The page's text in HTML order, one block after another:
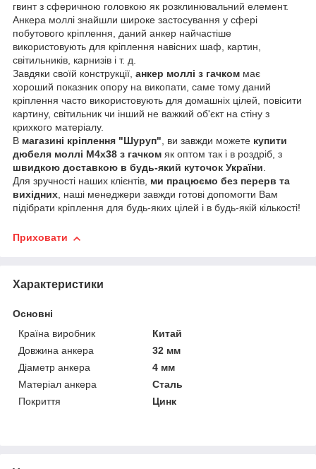
гвинт з сферичною головкою як розклинювальний елемент.
Анкера моллі знайшли широке застосування у сфері
побутового кріплення, даний анкер найчастіше
використовують для кріплення навісних шаф, картин,
світильників, карнизів і т. д.
Завдяки своїй конструкції, анкер моллі з гачком має
хороший показник опору на викопати, саме тому даний
кріплення часто використовують для домашніх цілей, повісити
картину, світильник чи інший не важкий об'єкт на стіну з
крихкого матеріалу.
В магазині кріплення "Шуруп", ви завжди можете купити
дюбеля моллі М4х38 з гачком як оптом так і в роздріб, з
швидкою доставкою в будь-який куточок України.
Для зручності наших клієнтів, ми працюємо без перерв та
вихідних, наші менеджери завжди готові допомогти Вам
підібрати кріплення для будь-яких цілей і в будь-якій кількості!
Приховати
Характеристики
Основні
Країна виробник
Китай
Довжина анкера
32 мм
Діаметр анкера
4 мм
Матеріал анкера
Сталь
Покриття
Цинк